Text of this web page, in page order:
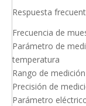
Respuesta
Frecuencia de
Parámetro de
temperatura
Rango de
Precisión de
Parámetro